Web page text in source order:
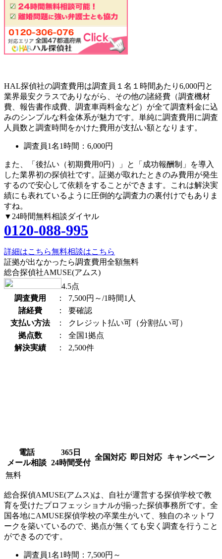
HAL探偵社の調査費用は調査員１名１時間あたり6,000円と
業界最安クラスでありながら、その他の諸経費（調査機材
費、報告書作成費、調査車両料金など）が全て調査料金に込
みのシンプルな料金体系が魅力です。単純に調査費用に調査
人員数と調査時間をかけた費用が支払い額となります。
調査員1名1時間： 6,000円
また、 「後払い（初期費用0円）」 と 「成功報酬制」
を導入
した業界初の探偵社です。証拠が取れたときのみ費用が発生
するので安心して依頼をすることができます。これは解決実
績にも表れているように圧倒的な調査力の裏付けでもありま
すね。
▼24時間無料相談ダイヤル
0120-088-995
詳細はこちら無料相談はこちら
証拠が出なかったら調査費用全額無料
総合探偵社AMUSE(アムス)
4.5点
調査費用
：
7,500円～/1時間1人
諸経費
：
要確認
支払い方法
：
クレジット払い可（分割払い可）
拠点数
：
全国1拠点
解決実績
： 2,500件
電話
メール相談
365日
24時間受付
全国対応 即日対応 キャンペーン
無料
総合探偵AMUSE(アムス)は、自社が運営する探偵学校で教
育を受けたプロフェッショナルが揃った探偵事務所です。全
国各地にAMUSE探偵学校の卒業生がいて、独自のネットワ
ークを築いているので、拠点が無くても安く調査を行うこと
ができるのです。
調査員1名1時間： 7,500円～